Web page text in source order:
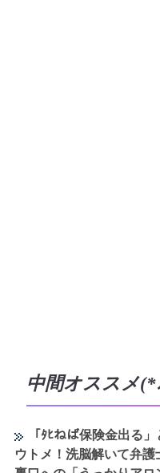
中間オススメ
「ﾀﾋねば保険金出る
ウトメ！洗脳解いて弁